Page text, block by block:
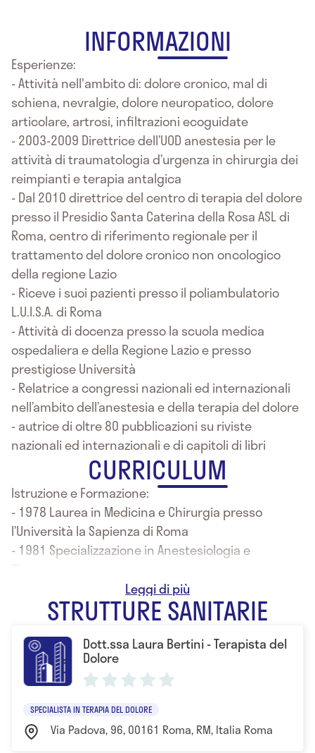
INFORMAZIONI
Esperienze:
- Attività nell'ambito di: dolore cronico, mal di
schiena, nevralgie, dolore neuropatico, dolore
articolare, artrosi, infiltrazioni ecoguidate
- 2003-2009 Direttrice dell’UOD anestesia per le
attività di traumatologia d’urgenza in chirurgia dei
reimpianti e terapia antalgica
- Dal 2010 direttrice del centro di terapia del dolore
presso il Presidio Santa Caterina della Rosa ASL di
Roma, centro di riferimento regionale per il
trattamento del dolore cronico non oncologico
della regione Lazio
- Riceve i suoi pazienti presso il poliambulatorio
L.U.I.S.A. di Roma
- Attività di docenza presso la scuola medica
ospedaliera e della Regione Lazio e presso
prestigiose Università
- Relatrice a congressi nazionali ed internazionali
nell’ambito dell’anestesia e della terapia del dolore
- autrice di oltre 80 pubblicazioni su riviste
nazionali ed internazionali e di capitoli di libri
CURRICULUM
Istruzione e Formazione:
- 1978 Laurea in Medicina e Chirurgia presso
l’Università la Sapienza di Roma
- 1981 Specializzazione in Anestesiologia e
- 1988 Specializzazione in Malattie dell’Apparato
Cardiovascolare
STRUTTURE SANITARIE
Dott.ssa Laura Bertini - Terapista del
Dolore
SPECIALISTA IN TERAPIA DEL DOLORE
Via Padova, 96, 00161 Roma, RM, Italia Roma